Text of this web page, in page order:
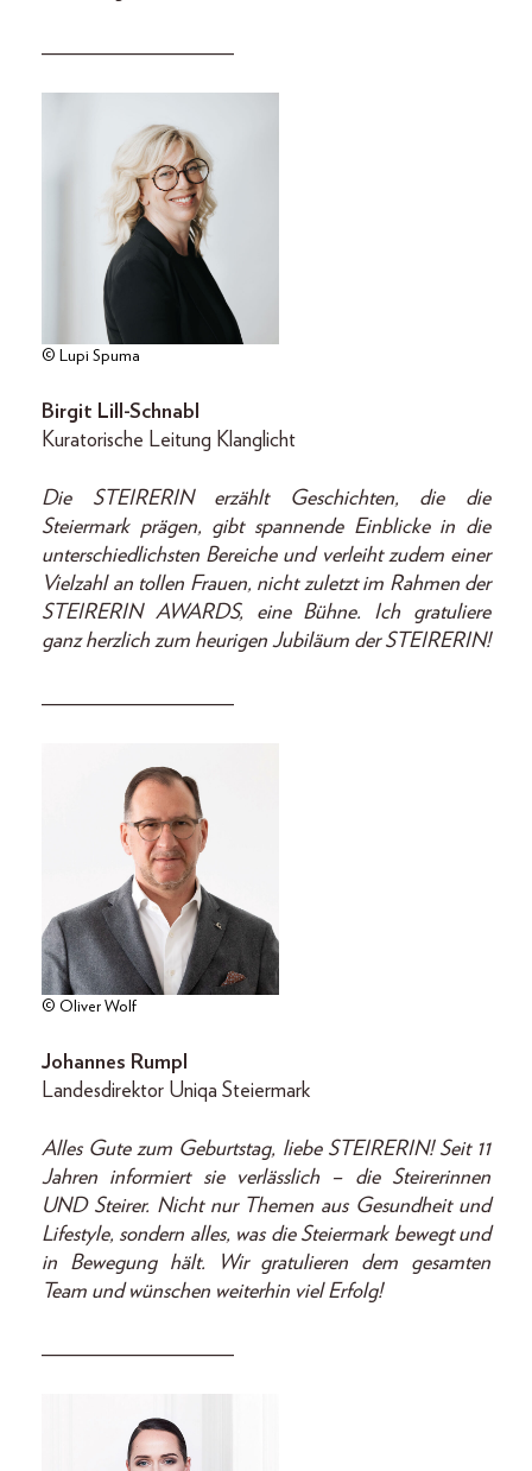
__________________
© Lupi Spuma
Birgit Lill-Schnabl
Kuratorische Leitung Klanglicht
Die STEIRERIN erzählt Geschichten, die die
Steiermark prägen, gibt spannende Einblicke in die
unterschiedlichsten Bereiche und verleiht zudem einer
Vielzahl an tollen Frauen, nicht zuletzt im Rahmen der
STEIRERIN AWARDS, eine Bühne. Ich gratuliere
ganz herzlich zum heurigen Jubiläum der STEIRERIN!
__________________
© Oliver Wolf
Johannes Rumpl
Landesdirektor Uniqa Steiermark
Alles Gute zum Geburtstag, liebe STEIRERIN! Seit 11
Jahren informiert sie verlässlich – die Steirerinnen
UND Steirer. Nicht nur Themen aus Gesundheit und
Lifestyle, sondern alles, was die Steiermark bewegt und
in Bewegung hält. Wir gratulieren dem gesamten
Team und wünschen weiterhin viel Erfolg!
__________________